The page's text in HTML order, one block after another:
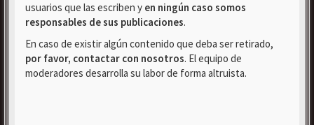
usuarios que las escriben y en ningún caso somos
responsables de sus publicaciones.
En caso de existir algún contenido que deba ser retirado,
por favor, contactar con nosotros. El equipo de
moderadores desarrolla su labor de forma altruista.